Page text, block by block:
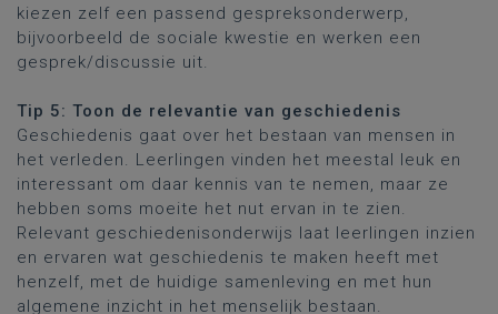
kiezen zelf een passend gespreksonderwerp,
bijvoorbeeld de sociale kwestie en werken een
gesprek/discussie uit.
Tip 5: Toon de relevantie van geschiedenis
Geschiedenis gaat over het bestaan van mensen in
het verleden. Leerlingen vinden het meestal leuk en
interessant om daar kennis van te nemen, maar ze
hebben soms moeite het nut ervan in te zien.
Relevant geschiedenisonderwijs laat leerlingen inzien
en ervaren wat geschiedenis te maken heeft met
henzelf, met de huidige samenleving en met hun
algemene inzicht in het menselijk bestaan.